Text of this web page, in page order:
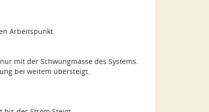
Arbeitspunkt.
mit der Schwungmasse des Systems.
bei weitem übersteigt.